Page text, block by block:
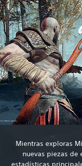
Mientras exploras
nuevas piezas de
estadísticas